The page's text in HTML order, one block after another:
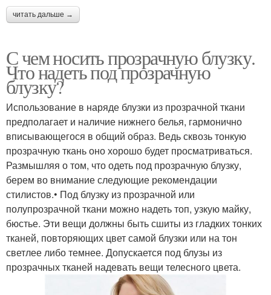
читать дальше →
С чем носить прозрачную блузку.
Что надеть под прозрачную
блузку?
Использование в наряде блузки из прозрачной ткани
предполагает и наличие нижнего белья, гармонично
вписывающегося в общий образ. Ведь сквозь тонкую
прозрачную ткань оно хорошо будет просматриваться.
Размышляя о том, что одеть под прозрачную блузку,
берем во внимание следующие рекомендации
стилистов.• Под блузку из прозрачной или
полупрозрачной ткани можно надеть топ, узкую майку,
бюстье. Эти вещи должны быть сшиты из гладких тонких
тканей, повторяющих цвет самой блузки или на тон
светлее либо темнее. Допускается под блузы из
прозрачных тканей надевать вещи телесного цвета.